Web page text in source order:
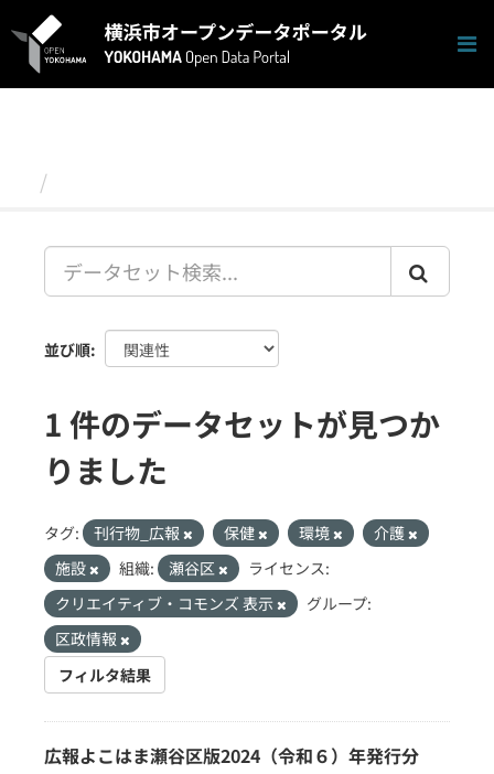
キ
並び順
1 件のデータセットが見つか
りました
タグ: 刊行物_広報 保健 環境
介護
施設
組織: 瀬谷区
ライセンス:
クリエイティブ・コモンズ 表示
グループ:
区政情報
フィルタ結果
広報よこはま瀬谷区版2024（令和６）年発行分